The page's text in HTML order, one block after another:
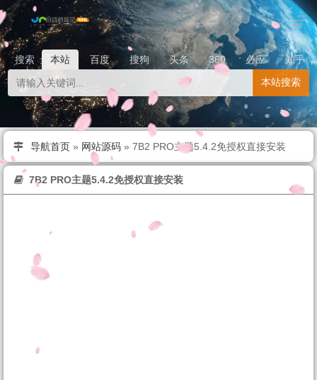
搜索 本站 百度 搜狗 头条 360 必应
知乎
本站搜索
导航首页 » 网站源码 » 7B2 PRO主题5.4.2免授权直接安装
7B2 PRO主题5.4.2免授权直接安装